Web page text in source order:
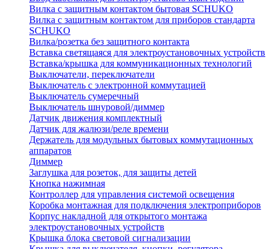
Вилка с защитным контактом бытовая SCHUKO
Вилка с защитным контактом для приборов стандарта
SCHUKO
Вилка/розетка без защитного контакта
Вставка светящаяся для электроустановочных устройств
Вставка/крышка для коммуникационных технологий
Выключатели, переключатели
Выключатель с электронной коммутацией
Выключатель сумеречный
Выключатель шнуровой/диммер
Датчик движения комплектный
Датчик для жалюзи/реле времени
Держатель для модульных бытовых коммутационных
аппаратов
Диммер
Заглушка для розеток, для защиты детей
Кнопка нажимная
Контроллер для управления системой освещения
Коробка монтажная для подключения электроприборов
Корпус накладной для открытого монтажа
электроустановочных устройств
Крышка блока световой сигнализации